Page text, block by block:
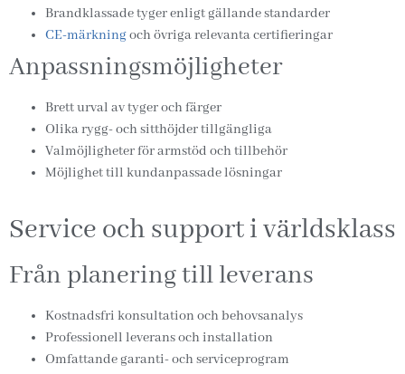
Brandklassade tyger enligt gällande standarder
CE-märkningoch övriga relevanta certifieringar
Anpassningsmöjligheter
Brett urval av tyger och färger
Olika rygg- och sitthöjder tillgängliga
Valmöjligheter för armstöd och tillbehör
Möjlighet till kundanpassade lösningar
Service och support i världsklass
Från planering till leverans
Kostnadsfri konsultation och behovsanalys
Professionell leverans och installation
Omfattande garanti- och serviceprogram